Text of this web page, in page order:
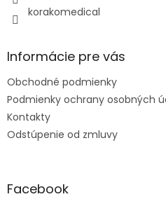
korakomedical
Informácie pre vás
Obchodné podmienky
Podmienky ochrany osobných
Kontakty
Odstúpenie od zmluvy
Facebook